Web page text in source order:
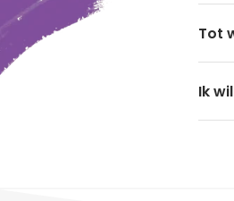
Tot
Ik